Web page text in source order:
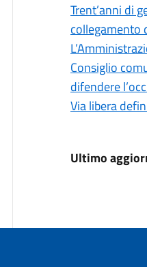
Trent’anni di
collegamento
Consiglio
difendere
Via libera
Ultimo